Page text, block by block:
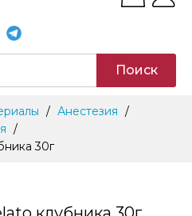
Поиск
Анестезия
30г